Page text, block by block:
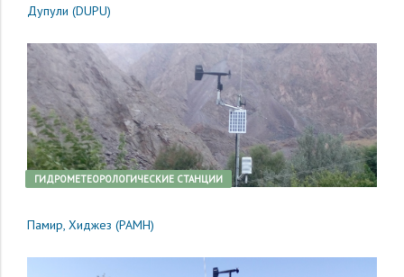
Дупули (DUPU)
ГИДРОМЕТЕОРОЛОГИЧЕСКИЕ СТАНЦИИ
Памир, Хиджез (PAMH)